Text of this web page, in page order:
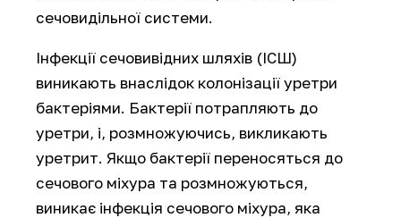
сечовидільної системи.
Інфекції сечовивідних шляхів (ІСШ)
виникають внаслідок колонізації уретри
бактеріями. Бактерії потрапляють до
уретри, і, розмножуючись, викликають
уретрит. Якщо бактерії переносяться до
сечового міхура та розмножуються,
виникає інфекція сечового міхура, яка